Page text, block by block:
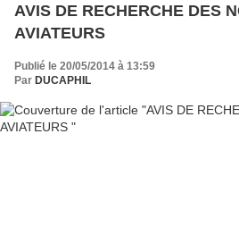
AVIS DE RECHERCHE DES
AVIATEURS
Publié le 20/05/2014 à 13:59
Par DUCAPHIL